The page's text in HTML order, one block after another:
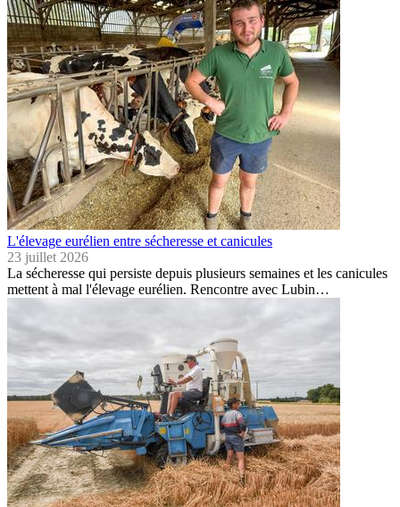
L'élevage eurélien entre sécheresse et canicules
23 juillet 2026
La sécheresse qui persiste depuis plusieurs semaines et les canicules
mettent à mal l'élevage eurélien. Rencontre avec Lubin…